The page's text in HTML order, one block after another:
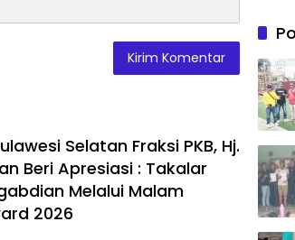
Selatan Fraksi PKB, Hj.
Beri Apresiasi : Takalar
Melalui Malam
2026
1.200